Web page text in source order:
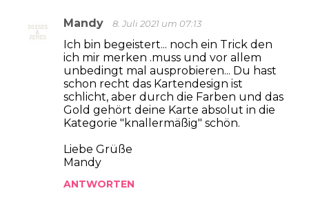
Mandy 8. Juli 2021 um 07:13
Ich bin begeistert... noch ein Trick den
ich mir merken .muss und vor allem
unbedingt mal ausprobieren... Du hast
schon recht das Kartendesign ist
schlicht, aber durch die Farben und das
Gold gehört deine Karte absolut in die
Kategorie "knallermäßig" schön.
Liebe Grüße
Mandy
ANTWORTEN